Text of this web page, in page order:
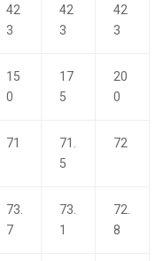
42
3
42
3
42
3
15
0
17
5
20
0
71
71.
5
72
73.
7
73.
1
72.
8